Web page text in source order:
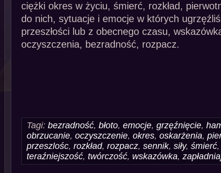
ciężki okres w życiu, śmierć, rozkład,
do nich, sytuacje i emocje w których
przeszłości lub z obecnego czasu,
oczyszczenia, bezradność, rozpacz.
Tagi: bezradność, błoto, emocje, grzęźnięcie,
obrzucanie, oczyszczenie, okres, oskarżenia,
przeszlośc, rozkład, rozpacz, sennik, siły, śmierć
teraźniejszość, twórczość, wskazówka,